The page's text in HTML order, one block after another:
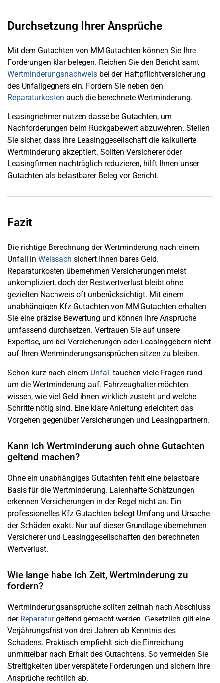
Durchsetzung Ihrer Ansprüche
Mit dem Gutachten von MM Gutachten können Sie Ihre
Forderungen klar belegen. Reichen Sie den Bericht samt
Wertminderungsnachweis bei der Haftpflichtversicherung
des Unfallgegners ein. Fordern Sie neben den
Reparaturkosten auch die berechnete Wertminderung.
Leasingnehmer nutzen dasselbe Gutachten, um
Nachforderungen beim Rückgabewert abzuwehren. Stellen
Sie sicher, dass Ihre Leasinggesellschaft die kalkulierte
Wertminderung akzeptiert. Sollten Versicherer oder
Leasingfirmen nachträglich reduzieren, hilft Ihnen unser
Gutachten als belastbarer Beleg vor Gericht.
Fazit
Die richtige Berechnung der Wertminderung nach einem
Unfall in Weissach sichert Ihnen bares Geld.
Reparaturkosten übernehmen Versicherungen meist
unkompliziert, doch der Restwertverlust bleibt ohne
gezielten Nachweis oft unberücksichtigt. Mit einem
unabhängigen Kfz Gutachten von MM Gutachten erhalten
Sie eine präzise Bewertung und können Ihre Ansprüche
umfassend durchsetzen. Vertrauen Sie auf unsere
Expertise, um bei Versicherungen oder Leasinggebern nicht
auf Ihren Wertminderungsansprüchen sitzen zu bleiben.
Schon kurz nach einem Unfall tauchen viele Fragen rund
um die Wertminderung auf. Fahrzeughalter möchten
wissen, wie viel Geld ihnen wirklich zusteht und welche
Schritte nötig sind. Eine klare Anleitung erleichtert das
Vorgehen gegenüber Versicherungen und Leasingpartnern.
Kann ich Wertminderung auch ohne Gutachten
geltend machen?
Ohne ein unabhängiges Gutachten fehlt eine belastbare
Basis für die Wertminderung. Laienhafte Schätzungen
erkennen Versicherungen in der Regel nicht an. Ein
professionelles Kfz Gutachten belegt Umfang und Ursache
der Schäden exakt. Nur auf dieser Grundlage übernehmen
Versicherer und Leasinggesellschaften den berechneten
Wertverlust.
Wie lange habe ich Zeit, Wertminderung zu
fordern?
Wertminderungsansprüche sollten zeitnah nach Abschluss
der Reparaturgeltend gemacht werden. Gesetzlich gilt eine
Verjährungsfrist von drei Jahren ab Kenntnis des
Schadens. Praktisch empfiehlt sich die Einreichung
unmittelbar nach Erhalt des Gutachtens. So vermeiden Sie
Streitigkeiten über verspätete Forderungen und sichern Ihre
Ansprüche rechtlich ab.